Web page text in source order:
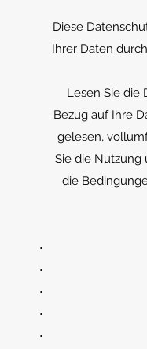
Diese
Ihrer Daten
Lesen Sie die
Bezug auf Ihre
gelesen,
Sie die Nutzung
die